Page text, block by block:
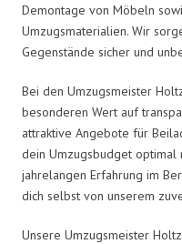
Demontage von Möbeln
Umzugsmaterialien. Wir
Gegenstände sicher und
Bei den Umzugsmeister
besonderen Wert auf
attraktive Angebote für
dein Umzugsbudget optimal
jahrelangen Erfahrung im
dich selbst von unserem
Unsere Umzugsmeister